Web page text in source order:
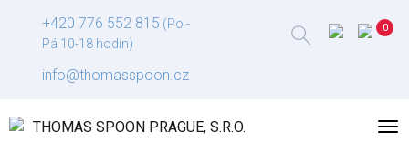
+420 776 552 815 (Po -
Pá 10-18 hodin)
info@thomasspoon.cz